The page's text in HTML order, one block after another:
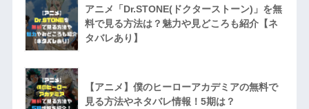
アニメ「Dr.STONE(ドクターストーン)」を無
料で見る方法は？魅力や見どころも紹介【ネ
タバレあり】
【アニメ】僕のヒーローアカデミアの無料で
見る方法やネタバレ情報！5期は？